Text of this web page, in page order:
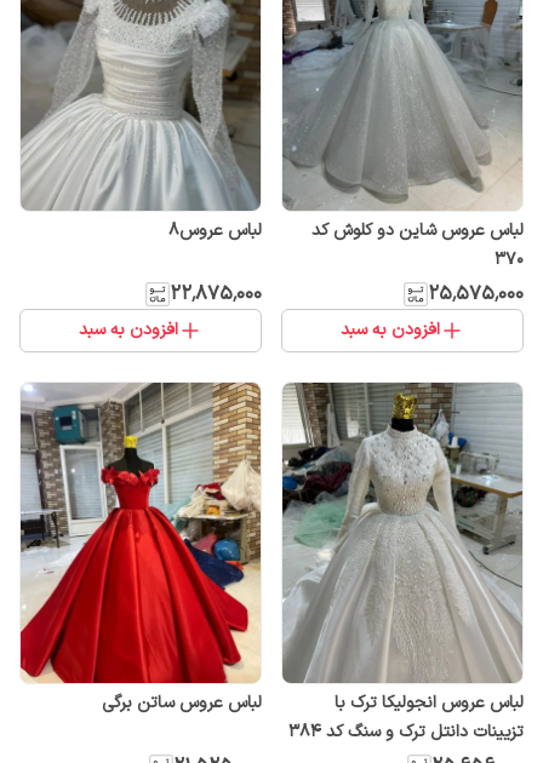
لباس عروس شاین دو کلوش کد
۳۷۰
۲۵٬۵۷۵٬۰۰۰
افزودن به سبد
لباس عروس۸
۲۲٬۸۷۵٬۰۰۰
افزودن به سبد
لباس عروس انجولیکا ترک با
تزیینات دانتل ترک و سنگ کد ۳۸۴
لباس عروس ساتن برگی